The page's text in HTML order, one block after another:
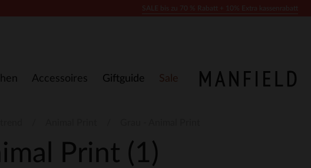
Accessoires Giftguide Sale
Print (1)